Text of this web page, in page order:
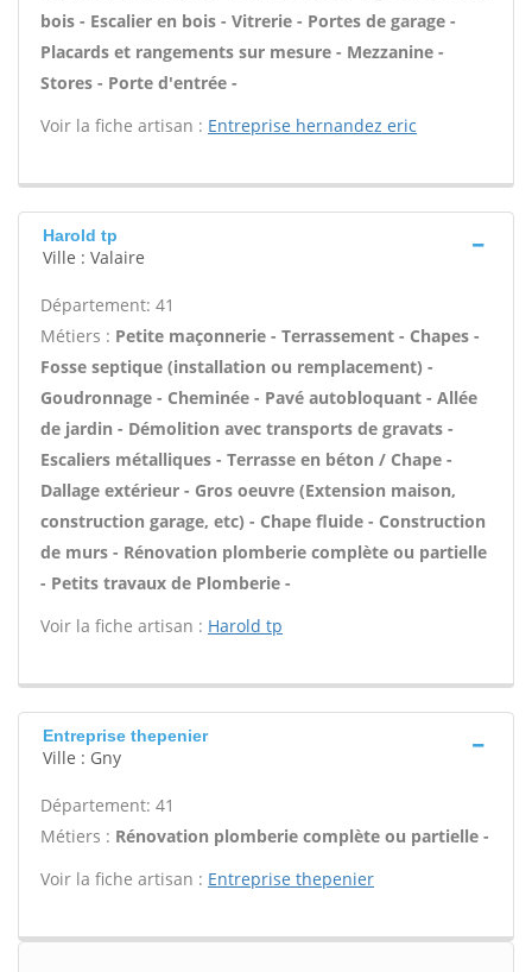
bois - Escalier en bois - Vitrerie - Portes de garage -
Placards et rangements sur mesure - Mezzanine -
Stores - Porte d'entrée -
Voir la fiche artisan : Entreprise hernandez eric
Harold tp
Ville : Valaire
Département: 41
Métiers : Petite maçonnerie - Terrassement - Chapes -
Fosse septique (installation ou remplacement) -
Goudronnage - Cheminée - Pavé autobloquant - Allée
de jardin - Démolition avec transports de gravats -
Escaliers métalliques - Terrasse en béton / Chape -
Dallage extérieur - Gros oeuvre (Extension maison,
construction garage, etc) - Chape fluide - Construction
de murs - Rénovation plomberie complète ou partielle
- Petits travaux de Plomberie -
Voir la fiche artisan : Harold tp
Entreprise thepenier
Ville : Gny
Département: 41
Métiers : Rénovation plomberie complète ou partielle -
Voir la fiche artisan : Entreprise thepenier